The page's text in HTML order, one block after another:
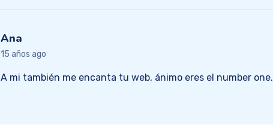
Ana
15 años ago
A mi también me encanta tu web, ánimo eres el number one.